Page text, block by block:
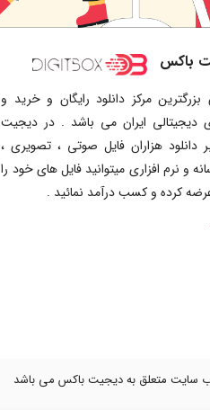
باکس
مرکز دانلود رایگان و خرید و
دیجیتالی ایران می باشد . در دیجیت
دانلود هزاران فایل صوتی ، تصویری ،
و نرم افزاری میتوانید فایل های خود را
کرده و کسب درآمد نمائید .
سایت متعلق به دیجیت باکس می باشد